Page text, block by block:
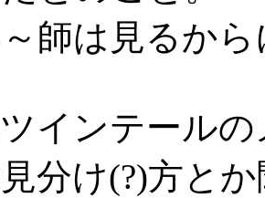
師は見るか
インテール
分け(?)方と